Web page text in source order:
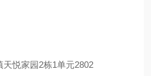
悦家园2栋1单元2802